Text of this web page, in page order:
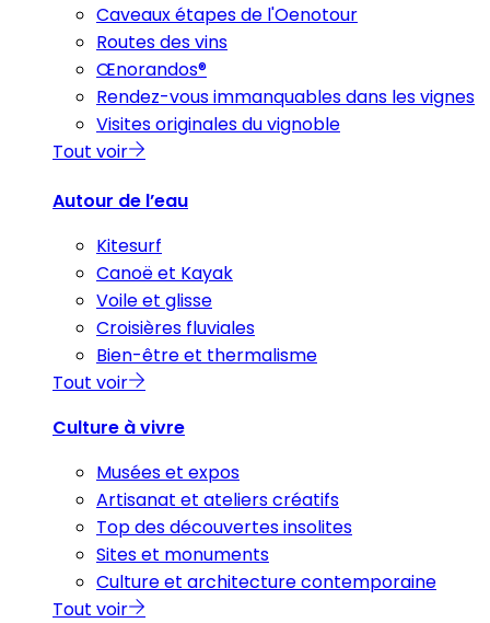
Caveaux étapes de l'Oenotour
Routes des vins
Œnorandos®
Rendez-vous immanquables dans les vignes
Visites originales du vignoble
Tout voir
Autour de l’eau
Kitesurf
Canoë et Kayak
Voile et glisse
Croisières fluviales
Bien-être et thermalisme
Tout voir
Culture à vivre
Musées et expos
Artisanat et ateliers créatifs
Top des découvertes insolites
Sites et monuments
Culture et architecture contemporaine
Tout voir